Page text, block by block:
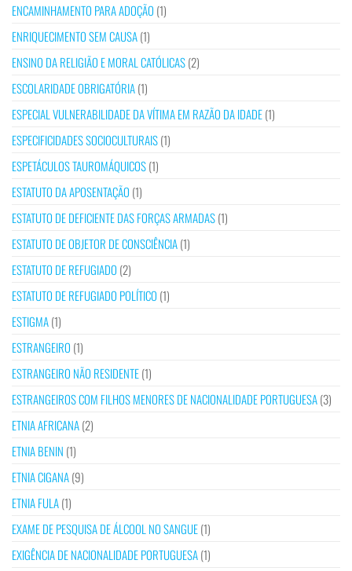
ENCAMINHAMENTO PARA ADOÇÃO (1)
ENRIQUECIMENTO SEM CAUSA(1)
ENSINO DA RELIGIÃO E MORAL CATÓLICAS(2)
ESCOLARIDADE OBRIGATÓRIA(1)
ESPECIAL VULNERABILIDADE DA VÍTIMA EM RAZÃO DA IDADE(1)
ESPECIFICIDADES SOCIOCULTURAIS(1)
ESPETÁCULOS TAUROMÁQUICOS(1)
ESTATUTO DA APOSENTAÇÃO (1)
ESTATUTO DE DEFICIENTE DAS FORÇAS ARMADAS(1)
ESTATUTO DE OBJETOR DE CONSCIÊNCIA(1)
ESTATUTO DE REFUGIADO (2)
ESTATUTO DE REFUGIADO POLÍTICO (1)
ESTIGMA(1)
ESTRANGEIRO (1)
ESTRANGEIRO NÃO RESIDENTE(1)
ESTRANGEIROS COM FILHOS MENORES DE NACIONALIDADE PORTUGUESA(3)
ETNIA AFRICANA(2)
ETNIA BENIN (1)
ETNIA CIGANA(9)
ETNIA FULA(1)
EXAME DE PESQUISA DE ÁLCOOL NO SANGUE(1)
EXIGÊNCIA DE NACIONALIDADE PORTUGUESA(1)